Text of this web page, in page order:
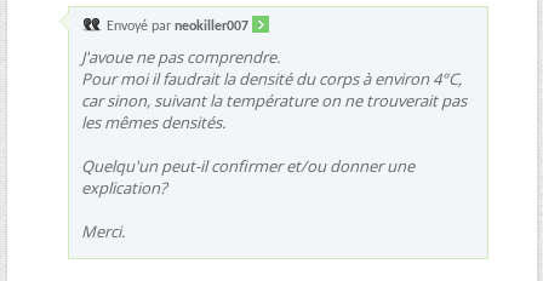
Envoyé par neokiller007
J'avoue ne pas comprendre.
Pour moi il faudrait la densité du corps à environ 4°C,
car sinon, suivant la température on ne trouverait pas
les mêmes densités.
Quelqu'un peut-il confirmer et/ou donner une
explication?
Merci.